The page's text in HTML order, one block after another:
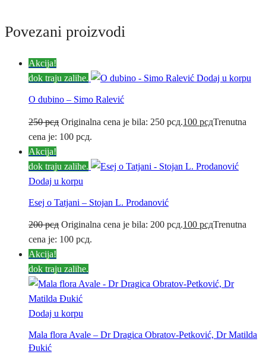
Povezani proizvodi
Akcija!
dok traju zalihe.
Dodaj u korpu
O dubino – Simo Ralević
250рсд Originalna cena je bila: 250 рсд.100 рсдTrenutna
cena je: 100 рсд.
Akcija!
dok traju zalihe.
Dodaj u korpu
Esej o Tatjani – Stojan L. Prodanović
200рсд Originalna cena je bila: 200 рсд.100 рсдTrenutna
cena je: 100 рсд.
Akcija!
dok traju zalihe.
Dodaj u korpu
Mala flora Avale – Dr Dragica Obratov-Petković, Dr Matilda
Đukić